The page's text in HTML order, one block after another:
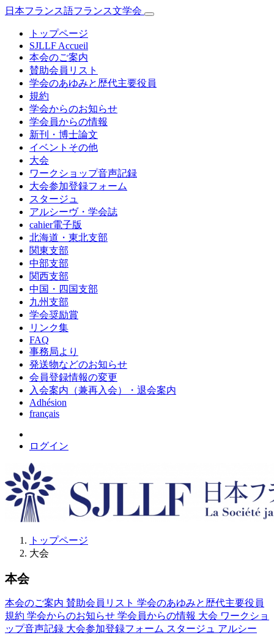
日本フランス語フランス文学会
トップページ
SJLLF Accueil
本会のご案内
賛助会員リスト
学会のあゆみと歴代主要役員
規約
学会からのお知らせ
学会員からの情報
新刊・博士論文
イベントその他
大会
ワークショップ音声記録
大会参加登録フォーム
スタージュ
アルシーヴ・学会誌
cahier電子版
北海道・東北支部
関東支部
中部支部
関西支部
中国・四国支部
九州支部
学会奨励賞
リンク集
FAQ
事務局より
発送物などのお知らせ
会員登録情報の変更
入会案内（兼再入会）・退会案内
Adhésion
français
ログイン
トップページ
大会
本会
本会のご案内 賛助会員リスト 学会のあゆみと歴代主要役員
規約 学会からのお知らせ 学会員からの情報 大会 ワークショ
ップ音声記録 大会参加登録フォーム スタージュ アルシー